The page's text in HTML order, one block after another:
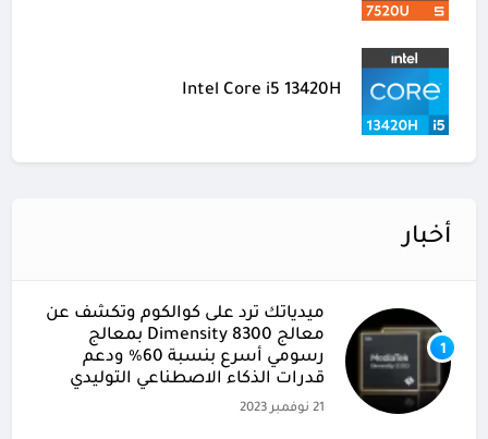
Intel Core i5 13420H
أخبار
1
ميدياتك ترد على كوالكوم وتكشف عن
معالج Dimensity 8300 بمعالج
رسومي أسرع بنسبة 60% ودعم
قدرات الذكاء الاصطناعي التوليدي
21 نوفمبر 2023